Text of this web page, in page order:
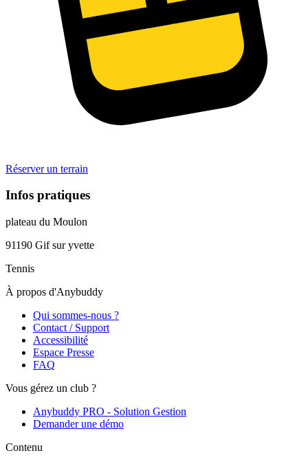
Réserver un terrain
Infos pratiques
plateau du Moulon
91190 Gif sur yvette
Tennis
À propos d'Anybuddy
Qui sommes-nous ?
Contact / Support
Accessibilité
Espace Presse
FAQ
Vous gérez un club ?
Anybuddy PRO - Solution Gestion
Demander une démo
Contenu